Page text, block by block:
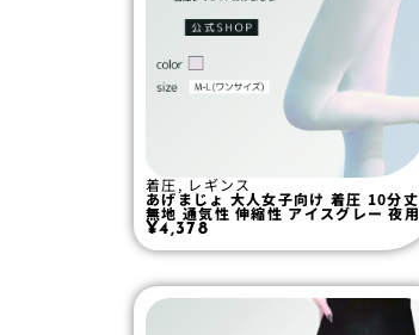
着圧, レギンス
あげまじょ 大人女子向け 着圧 10分丈
無地 通気性 伸縮性 アイスグレー 夜用
¥4,378